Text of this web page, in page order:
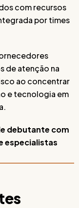
com recursos
por times
de atenção na
ao concentrar
e tecnologia em
debutante com
especialistas